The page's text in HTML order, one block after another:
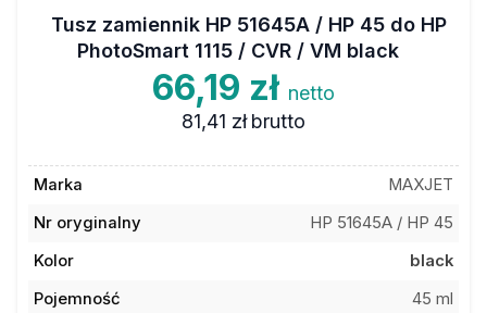
Tusz zamiennik HP 51645A / HP 45 do HP
PhotoSmart 1115 / CVR / VM black
66,19 zł netto
81,41 zł brutto
Marka
MAXJET
Nr oryginalny
HP 51645A / HP 45
Kolor
black
Pojemność
45 ml